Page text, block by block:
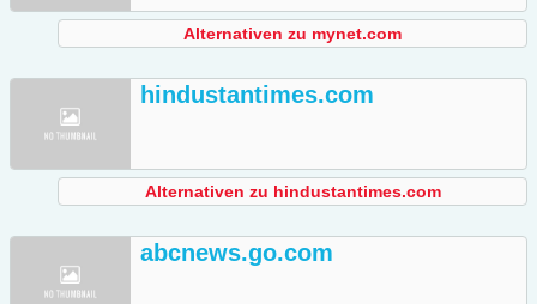
Alternativen zu mynet.com
hindustantimes.com
Alternativen zu hindustantimes.com
abcnews.go.com